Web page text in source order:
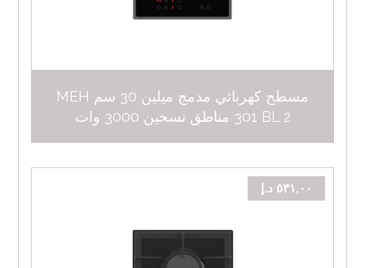
مسطح كهربائي مدمج ميلين 30 سم MEH
301 BL 2 مناطق تسخين 3000 وات
٥٣١,٠٠ د.إ